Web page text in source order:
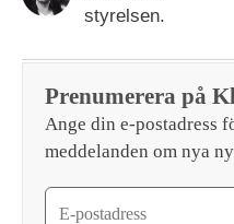
styrelsen.
Prenumerera på
Ange din e-postadress
meddelanden om nya